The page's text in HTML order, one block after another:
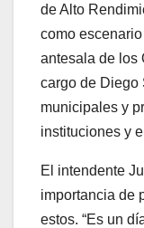
de Alto
como
antesala de los
cargo de Diego
municipales y
instituciones y
El intendente
importancia de
estos. “Es un